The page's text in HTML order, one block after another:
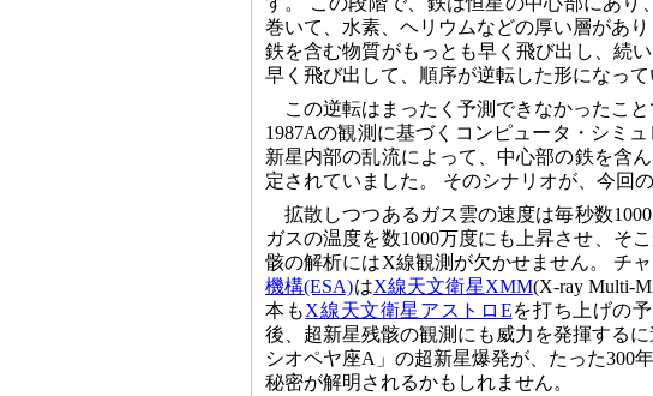
巻いて、水素、ヘリウムなどの厚い層があ
鉄を含む物質がもっとも早く飛び出し、続
早く飛び出して、順序が逆転した形になって
この逆転はまったく予測できなかったこ
1987Aの観測に基づくコンピュータ・シミ
新星内部の乱流によって、中心部の鉄を含
定されていました。 そのシナリオが、今回
拡散しつつあるガス雲の速度は毎秒数
ガスの温度を数1000万度にも上昇させ、そ
骸の解析にはX線観測が欠かせません。 チ
機構(ESA)はX線天文衛星XMM(X-ray Multi-
本もX線天文衛星アストロEを打ち上げの
後、超新星残骸の観測にも威力を発揮する
シオペヤ座A」の超新星爆発が、たった300
秘密が解明されるかもしれません。